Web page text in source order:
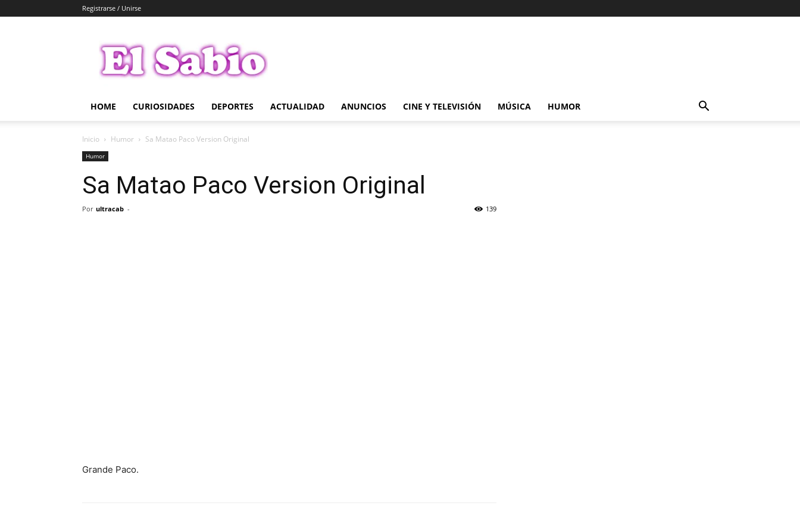
Registrarse / Unirse
Sabio
HOME CURIOSIDADES DEPORTES ACTUALIDAD ANUNCIOS CINE Y TELEVISIÓN MÚSICA HUMOR
Inicio Humor Sa Matao Paco Version Original
Humor
Sa Matao Paco Version Original
Por ultracab - 139
Grande Paco.